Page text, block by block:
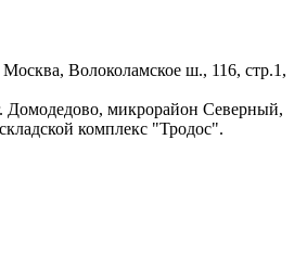
Москва, Волоколамское ш., 116, стр.1,
Домодедово, микрорайон Северный,
комплекс "Тродос".